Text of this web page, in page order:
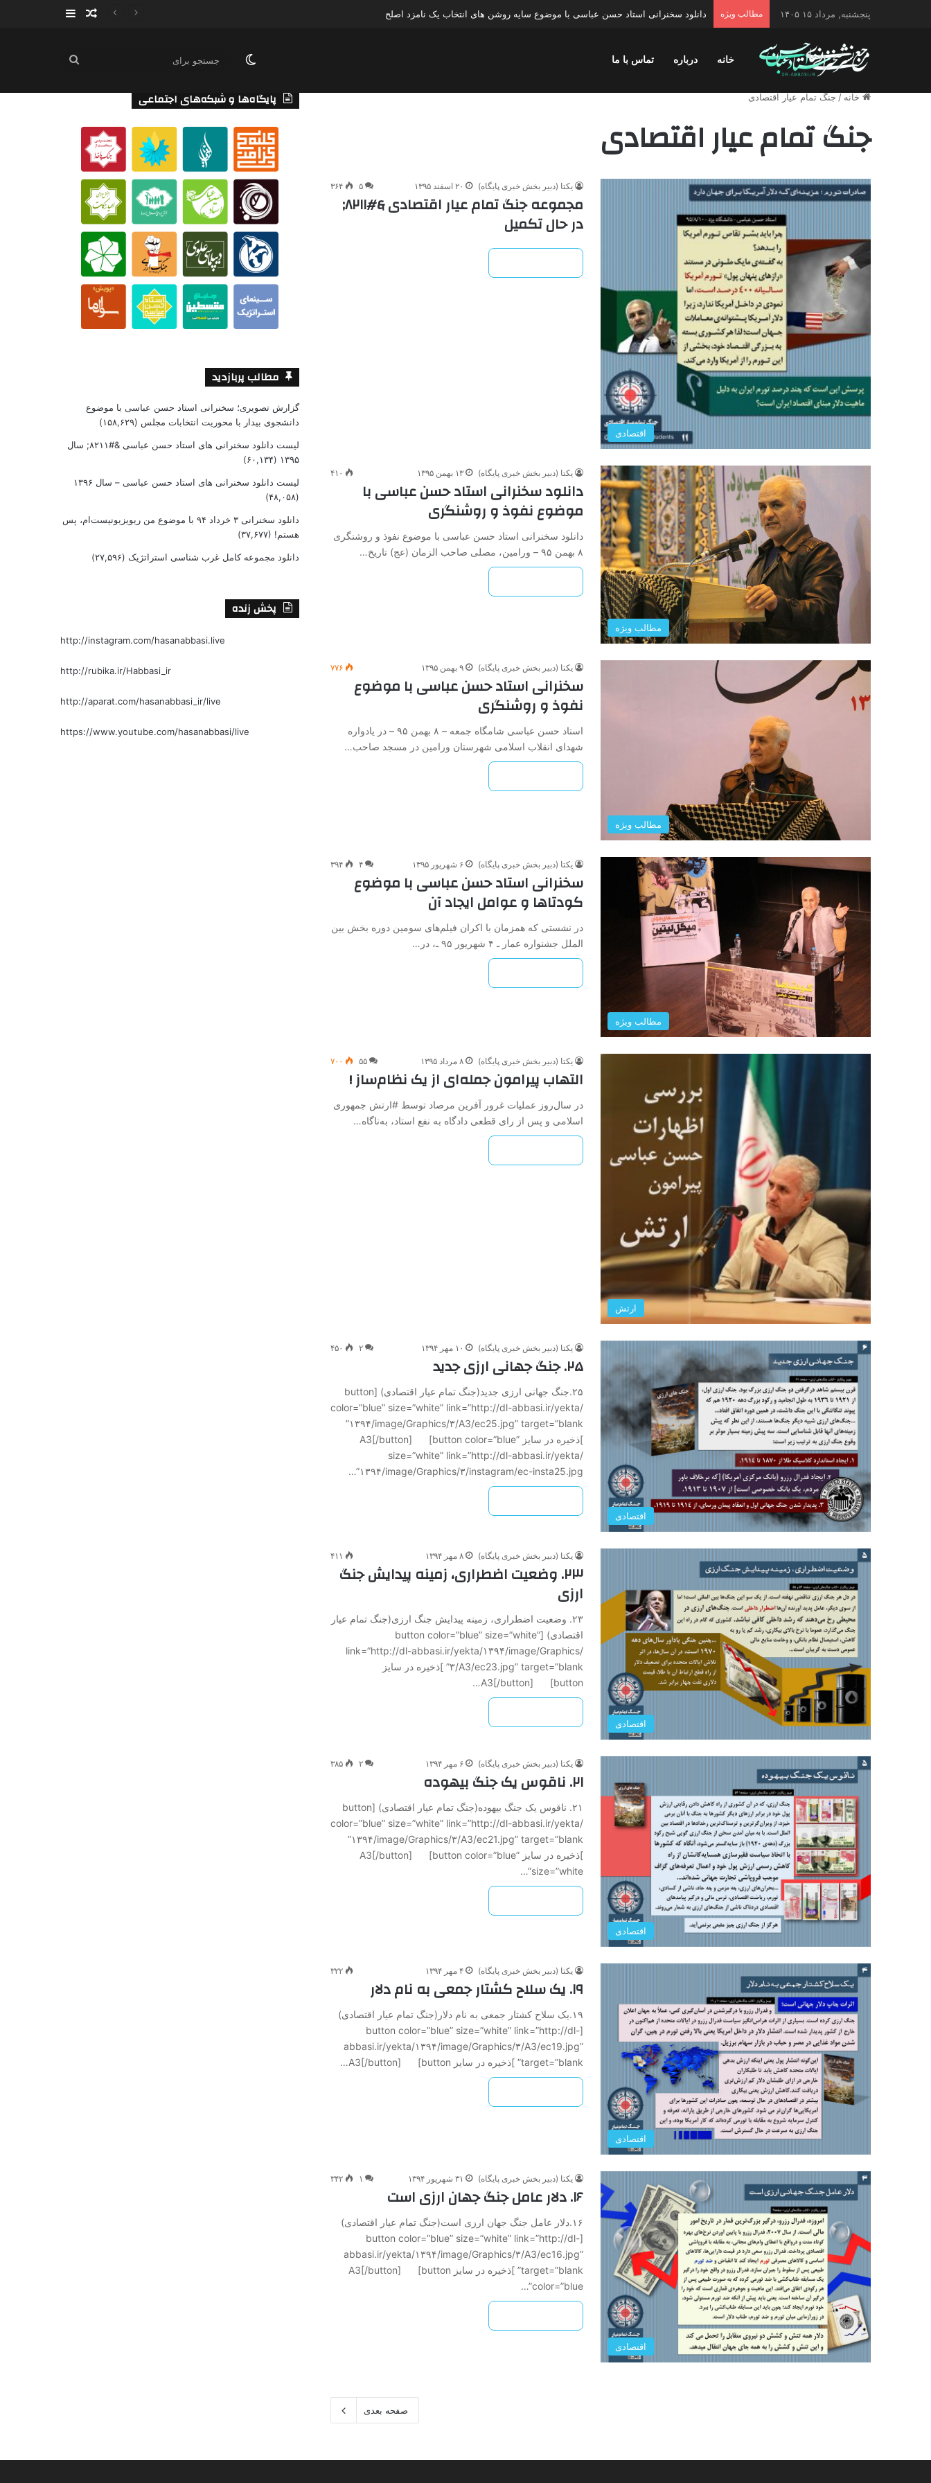
پنجشنبه, مرداد ۱۵ ۱۴۰۵ مطالب ویژه دانلود سخنرانی استاد حسن عباسی با موضوع چهار انتخاب ۱۴۰۰ نوشته تصادفی
سایدبار
خانه درباره تماس با ما تغییر پوسته
جستجو
خانه / جنگ تمام عیار اقتصادی
جنگ تمام عیار اقتصادی
اقتصادی
یکتا (دبیر بخش خبری پایگاه) ۲۰ اسفند ۱۳۹۵ ۵ ۳۶۴
مجموعه جنگ تمام عیار اقتصادی &#۸۲۱۱;
در حال تکمیل
مطالب ویژه
یکتا (دبیر بخش خبری پایگاه) ۱۳ بهمن ۱۳۹۵ ۴۱۰
دانلود سخنرانی استاد حسن عباسی با
موضوع نفوذ و روشنگری
دانلود سخنرانی استاد حسن عباسی با موضوع نفوذ و روشنگری
۸ بهمن ۹۵ – ورامین، مصلی صاحب الزمان (عج) تاریخ…
مطالب ویژه
یکتا (دبیر بخش خبری پایگاه) ۹ بهمن ۱۳۹۵ ۷۷۶
سخنرانی استاد حسن عباسی با موضوع
نفوذ و روشنگری
استاد حسن عباسی شامگاه جمعه – ۸ بهمن ۹۵ – در یادواره
شهدای انقلاب اسلامی شهرستان ورامین در مسجد صاحب…
مطالب ویژه
یکتا (دبیر بخش خبری پایگاه) ۶ شهریور ۱۳۹۵ ۴ ۳۹۴
سخنرانی استاد حسن عباسی با موضوع
کودتاها و عوامل ایجاد آن
در نشستی که همزمان با اکران فیلم‌های سومین دوره بخش بین
الملل جشنواره عمار ـ ۴ شهریور ۹۵ ـ، در…
ارتش
یکتا (دبیر بخش خبری پایگاه) ۸ مرداد ۱۳۹۵ ۵۵ ۷۰۰
التهاب پیرامون جمله‌ای از یک نظام‌ساز !
در سال‌روز عملیات غرور آفرین مرصاد توسط #ارتش جمهوری
اسلامی و پس از رای قطعی دادگاه به نفع استاد، به‌ناگاه…
اقتصادی
یکتا (دبیر بخش خبری پایگاه) ۱۰ مهر ۱۳۹۴ ۲ ۴۵۰
۲۵. جنگ جهانی ارزی جدید
۲۵.جنگ جهانی ارزی جدید(جنگ تمام عیار اقتصادی) [button
color=”blue” size=”white” link=”http://dl-abbasi.ir/yekta/
۱۳۹۴/image/Graphics/۳/A3/ec25.jpg” target=”blank”
]ذخیره در سایز A3[/button] [button color=”blue”
size=”white” link=”http://dl-abbasi.ir/yekta/
۱۳۹۴/image/Graphics/۳/instagram/ec-insta25.jpg”…
اقتصادی
یکتا (دبیر بخش خبری پایگاه) ۸ مهر ۱۳۹۴ ۴۱۱
۲۳. وضعیت اضطراری، زمینه پیدایش جنگ
ارزی
۲۳. وضعیت اضطراری، زمینه پیدایش جنگ ارزی(جنگ تمام عیار
اقتصادی) [button color=”blue” size=”white”
link=”http://dl-abbasi.ir/yekta/۱۳۹۴/image/Graphics/
۳/A3/ec23.jpg” target=”blank” ]ذخیره در سایز
A3[/button] [button…
اقتصادی
یکتا (دبیر بخش خبری پایگاه) ۶ مهر ۱۳۹۴ ۲ ۳۸۵
۲۱. ناقوس یک جنگ بیهوده
۲۱. ناقوس یک جنگ بیهوده(جنگ تمام عیار اقتصادی) [button
color=”blue” size=”white” link=”http://dl-abbasi.ir/yekta/
۱۳۹۴/image/Graphics/۳/A3/ec21.jpg” target=”blank”
]ذخیره در سایز A3[/button] [button color=”blue”
size=”white”…
اقتصادی
یکتا (دبیر بخش خبری پایگاه) ۴ مهر ۱۳۹۴ ۳۲۲
۱۹. یک سلاح کشتار جمعی به نام دلار
۱۹.یک سلاح کشتار جمعی به نام دلار(جنگ تمام عیار اقتصادی)
[button color=”blue” size=”white” link=”http://dl-
abbasi.ir/yekta/۱۳۹۴/image/Graphics/۳/A3/ec19.jpg”
target=”blank” ]ذخیره در سایز A3[/button] [button…
اقتصادی
یکتا (دبیر بخش خبری پایگاه) ۳۱ شهریور ۱۳۹۴ ۱ ۳۴۲
۱۶. دلار عامل جنگ جهان ارزی است
۱۶.دلار عامل جنگ جهان ارزی است(جنگ تمام عیار اقتصادی)
[button color=”blue” size=”white” link=”http://dl-
abbasi.ir/yekta/۱۳۹۴/image/Graphics/۳/A3/ec16.jpg”
target=”blank” ]ذخیره در سایز A3[/button] [button
color=”blue”…
صفحه بعدی
پایگاه‌ها و شبکه‌های اجتماعی
مطالب پربازدید
گزارش تصویری؛ سخنرانی استاد حسن عباسی با موضوع
دانشجوی بیدار با محوریت انتخابات مجلس (۱۵۸,۶۲۹)
لیست دانلود سخنرانی های استاد حسن عباسی &#۸۲۱۱; سال
۱۳۹۵ (۶۰,۱۳۴)
لیست دانلود سخنرانی های استاد حسن عباسی – سال ۱۳۹۶
(۴۸,۰۵۸)
دانلود سخنرانی ۳ خرداد ۹۴ با موضوع من ریویزیونیست‌ام، پس
هستم! (۳۷,۶۷۷)
دانلود مجموعه کامل غرب شناسی استراتژیک (۲۷,۵۹۶)
پخش زنده
http://instagram.com/hasanabbasi.live
http://rubika.ir/Habbasi_ir
http://aparat.com/hasanabbasi_ir/live
https://www.youtube.com/hasanabbasi/live